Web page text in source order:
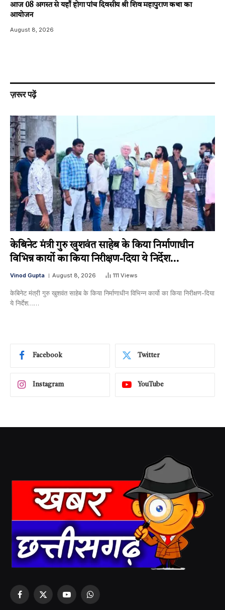
आज 08 अगस्त से यहाँ होगा पांच दिवसीय श्री शिव महापुराण कथा का
आयोजन
August 8, 2026
ज़रूर पढ़ें
केबिनेट मंत्री गुरु खुशवंत साहेब के किया निर्माणाधीन
विभिन्न कार्यो का किया निरीक्षण-दिया ये निर्देश…
Vinod Gupta August 8, 2026 111 Views
केबिनेट मंत्री गुरु खुशवंत साहेब के किया निर्माणाधीन विभिन्न कार्यो का किया निरीक्षण-दिया
ये निर्देश……
Facebook Twitter
Instagram YouTube
Facebook
X
YouTubeWhatsApp